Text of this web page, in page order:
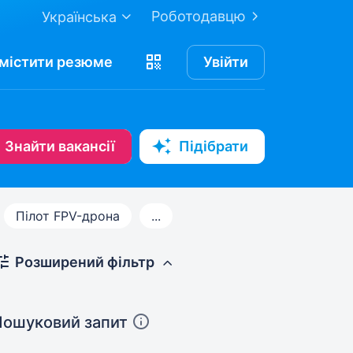
Роботодавцю
Українська
резюме Увійти
Знайти вакансії Підібрати
Пілот FPV-дрона ...
Розширений фільтр
запит